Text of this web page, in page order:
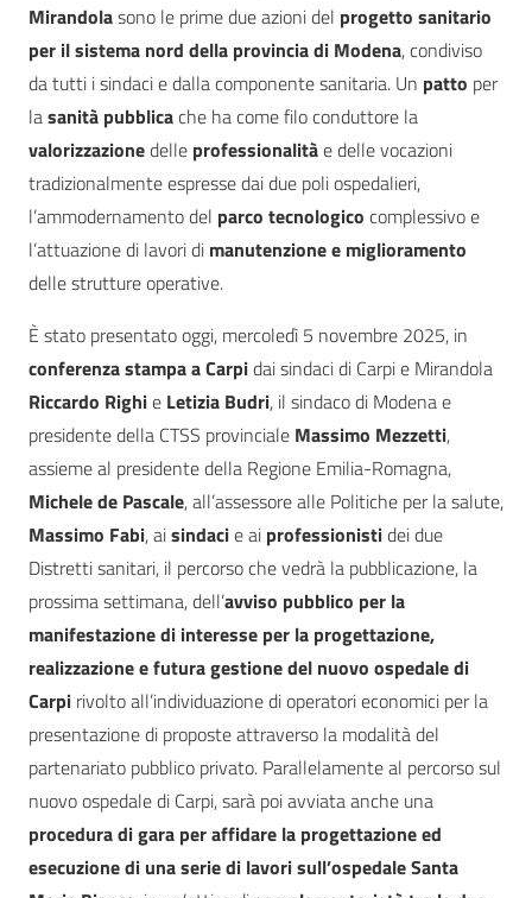
Mirandolasono le prime due azioni del progetto sanitario
per il sistema nord della provincia di Modena, condiviso
da tutti i sindaci e dalla componente sanitaria. Un patto per
lasanità pubblicache ha come filo conduttore la
valorizzazionedelle professionalitàe delle vocazioni
tradizionalmente espresse dai due poli ospedalieri,
l’ammodernamento del parco tecnologico complessivo e
l’attuazione di lavori di manutenzione e miglioramento
delle strutture operative.
È stato presentato oggi, mercoledì 5 novembre 2025, in
conferenza stampa a Carpidai sindaci di Carpi e Mirandola
Riccardo Righie Letizia Budri, il sindaco di Modena e
presidente della CTSS provinciale Massimo Mezzetti,
assieme al presidente della Regione Emilia-Romagna,
Michele de Pascale, all’assessore alle Politiche per la salute,
Massimo Fabi, aisindacie ai professionistidei due
Distretti sanitari, il percorso che vedrà la pubblicazione, la
prossima settimana, dell’avviso pubblico per la
manifestazione di interesse per la progettazione,
realizzazione e futura gestione del nuovo ospedale di
Carpi rivolto all’individuazione di operatori economici per la
presentazione di proposte attraverso la modalità del
partenariato pubblico privato. Parallelamente al percorso sul
nuovo ospedale di Carpi, sarà poi avviata anche una
procedura di gara per affidare la progettazione ed
esecuzione di una serie di lavori sull’ospedale Santa